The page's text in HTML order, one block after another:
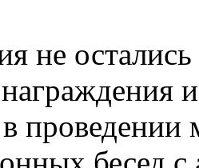
не
проведении